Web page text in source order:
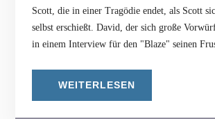
Scott, die in einer Tragödie endet, als Scott
selbst erschießt. David, der sich große
in einem Interview für den "Blaze" seinen
WEITERLESEN